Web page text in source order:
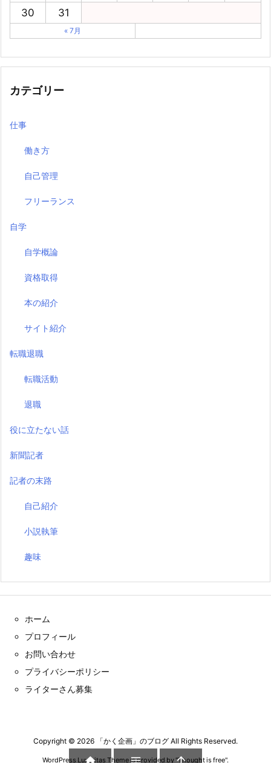
30
31
« 7月
カテゴリー
仕事
働き方
自己管理
フリーランス
自学
自学概論
資格取得
本の紹介
サイト紹介
転職退職
転職活動
退職
役に立たない話
新聞記者
記者の末路
自己紹介
小説執筆
趣味
ホーム
プロフィール
お問い合わせ
プライバシーポリシー
ライターさん募集
Copyright © 2026 「かく企画」のブログ All Rights Reserved.
WordPress Luxeritas Theme is provided by "Thought is free".
 